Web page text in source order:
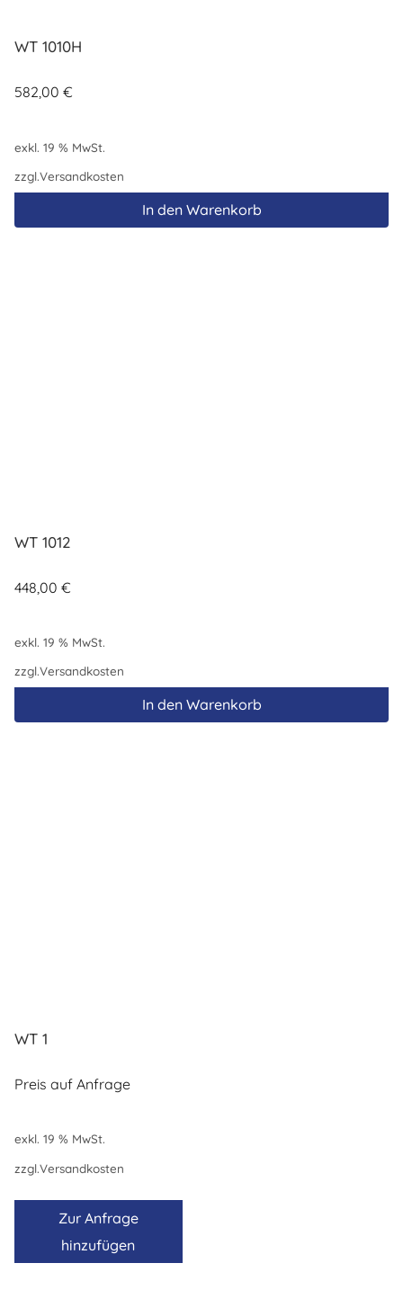
WT 1010H
582,00 €
exkl. 19 % MwSt.
zzgl.Versandkosten
In den Warenkorb
WT 1012
448,00 €
exkl. 19 % MwSt.
zzgl.Versandkosten
In den Warenkorb
WT 1
Preis auf Anfrage
exkl. 19 % MwSt.
zzgl.Versandkosten
Zur Anfrage
hinzufügen